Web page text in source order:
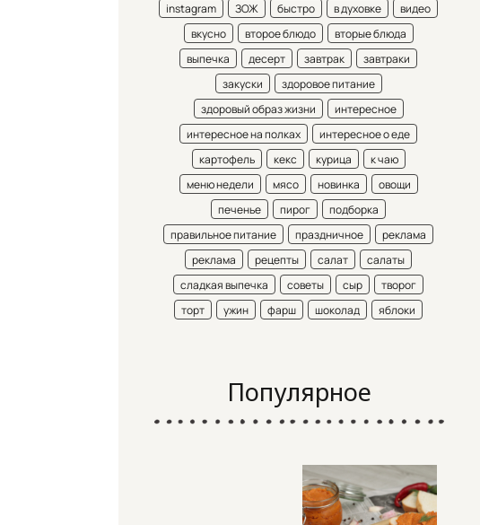
instagram ЗОЖ быстро в духовке
видео
вкусно
второе блюдо
вторые блюда
выпечка
десерт завтрак
завтраки
закуски
здоровое питание
здоровый образ жизни
интересное
интересное на полках
интересное о еде
картофель
кекс курица
к чаю
меню недели
мясо новинка
овощи
печенье
пирог
подборка
правильное питание
праздничное
реклама
реклама
рецепты салат
салаты
сладкая выпечка
советы сыр
творог
торт
ужин фарш шоколад яблоки
Популярное